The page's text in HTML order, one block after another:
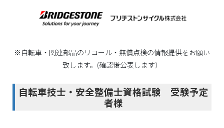
※自転車・関連部品のリコール・無償点検の情報提供をお願い
致します。(確認後公表します）
自転車技士・安全整備士資格試験 受験予定
者様